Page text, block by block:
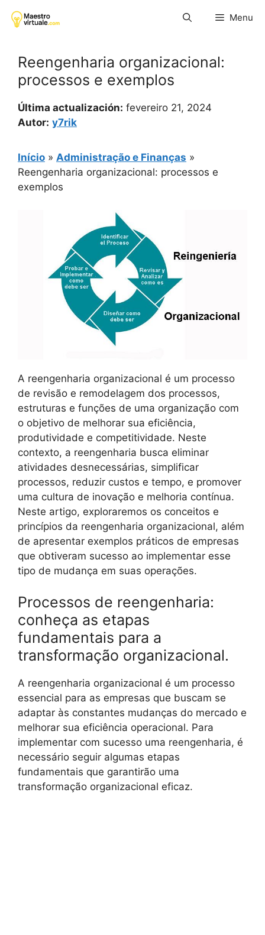
para
Menu
Reengenharia organizacional:
processos e exemplos
Última actualización: fevereiro 21, 2024
Autor: y7rik
Início » Administração e Finanças »
Reengenharia organizacional: processos e
exemplos
A reengenharia organizacional é um processo
de revisão e remodelagem dos processos,
estruturas e funções de uma organização com
o objetivo de melhorar sua eficiência,
produtividade e competitividade. Neste
contexto, a reengenharia busca eliminar
atividades desnecessárias, simplificar
processos, reduzir custos e tempo, e promover
uma cultura de inovação e melhoria contínua.
Neste artigo, exploraremos os conceitos e
princípios da reengenharia organizacional, além
de apresentar exemplos práticos de empresas
que obtiveram sucesso ao implementar esse
tipo de mudança em suas operações.
Processos de reengenharia:
conheça as etapas
fundamentais para a
transformação organizacional.
A reengenharia organizacional é um processo
essencial para as empresas que buscam se
adaptar às constantes mudanças do mercado e
melhorar sua eficiência operacional. Para
implementar com sucesso uma reengenharia, é
necessário seguir algumas etapas
fundamentais que garantirão uma
transformação organizacional eficaz.